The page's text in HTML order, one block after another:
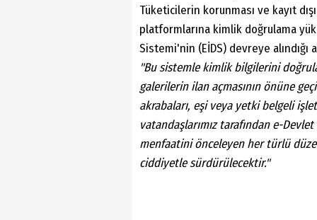
Tüketicilerin korunması ve kayıt
platformlarına kimlik doğrulama
Sistemi'nin (EİDS) devreye alındığı
"Bu sistemle kimlik bilgilerini
galerilerin ilan açmasının önüne
akrabaları, eşi veya yetki belgeli
vatandaşlarımız tarafından e-Devlet
menfaatini önceleyen her türlü
ciddiyetle sürdürülecektir."